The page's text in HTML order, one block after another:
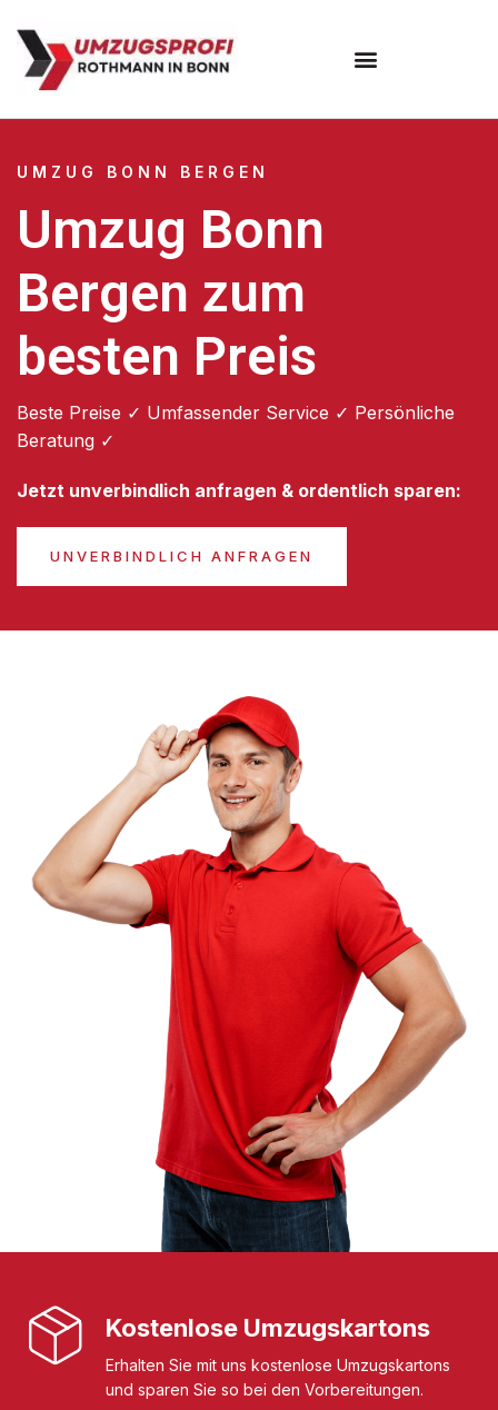
UMZUG BONN BERGEN
Umzug Bonn
Bergen zum
besten Preis
Beste Preise ✓ Umfassender Service ✓ Persönliche
Beratung ✓
Jetzt unverbindlich anfragen & ordentlich sparen:
UNVERBINDLICH ANFRAGEN
Kostenlose Umzugskartons
Erhalten Sie mit uns kostenlose Umzugskartons
und sparen Sie so bei den Vorbereitungen.